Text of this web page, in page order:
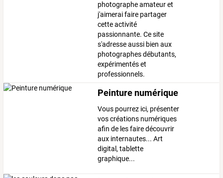
photographe amateur et
j'aimerai faire partager
cette activité
passionnante. Ce site
s'adresse aussi bien aux
photographes débutants,
expérimentés et
professionnels.
Peinture numérique
Vous pourrez ici, présenter
vos créations numériques
afin de les faire découvrir
aux internautes... Art
digital, tablette
graphique...